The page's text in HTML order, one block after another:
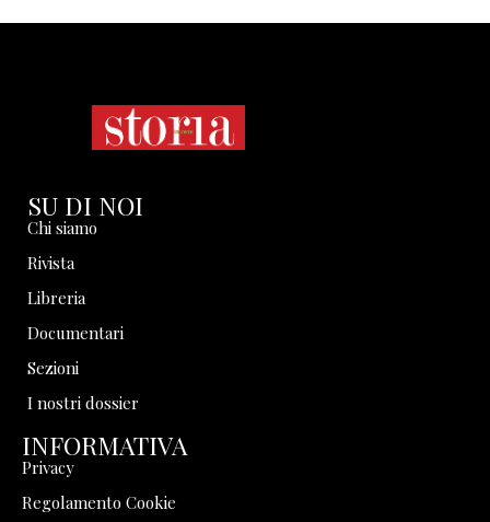
SU DI NOI
Chi siamo
Rivista
Libreria
Documentari
Sezioni
I nostri dossier
INFORMATIVA
Privacy
Regolamento Cookie